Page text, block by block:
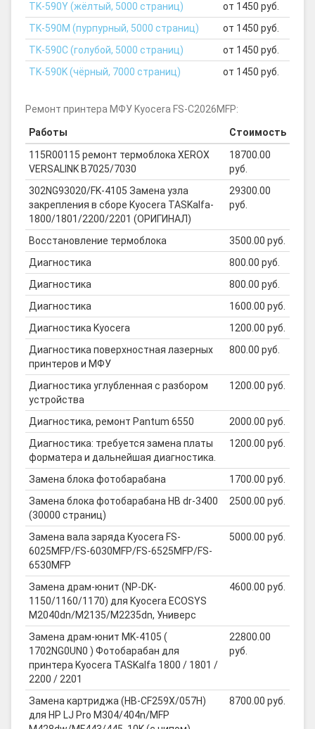
TK-590Y (жёлтый, 5000 страниц)
от 1450 руб.
TK-590M (пурпурный, 5000 страниц)
от 1450 руб.
TK-590C (голубой, 5000 страниц)
от 1450 руб.
TK-590K (чёрный, 7000 страниц)
от 1450 руб.
Ремонт принтера МФУ Kyocera FS-C2026MFP:
Работы
Стоимость
115R00115 ремонт термоблока XEROX
VERSALINK B7025/7030
18700.00
руб.
302NG93020/FK-4105 Замена узла
закрепления в сборе Kyocera TASKalfa-
1800/1801/2200/2201 (ОРИГИНАЛ)
29300.00
руб.
Восстановление термоблока
3500.00 руб.
Диагностика
800.00 руб.
Диагностика
800.00 руб.
Диагностика
1600.00 руб.
Диагностика Kyocera
1200.00 руб.
Диагностика поверхностная лазерных
принтеров и МФУ
800.00 руб.
Диагностика углубленная с разбором
устройства
1200.00 руб.
Диагностика, ремонт Pantum 6550
2000.00 руб.
Диагностика: требуется замена платы
форматера и дальнейшая диагностика.
1200.00 руб.
Замена блока фотобарабана
1700.00 руб.
Замена блока фотобарабана HB dr-3400
(30000 страниц)
2500.00 руб.
Замена вала заряда Kyocera FS-
6025MFP/FS-6030MFP/FS-6525MFP/FS-
6530MFP
5000.00 руб.
Замена драм-юнит (NP-DK-
1150/1160/1170) для Kyocera ECOSYS
M2040dn/M2135/M2235dn, Универс
4600.00 руб.
Замена драм-юнит MK-4105 (
1702NG0UN0 ) Фотобарабан для
принтера Kyocera TASKalfa 1800 / 1801 /
2200 / 2201
22800.00
руб.
Замена картриджа (HB-CF259X/057H)
для HP LJ Pro M304/404n/MFP
8700.00 руб.